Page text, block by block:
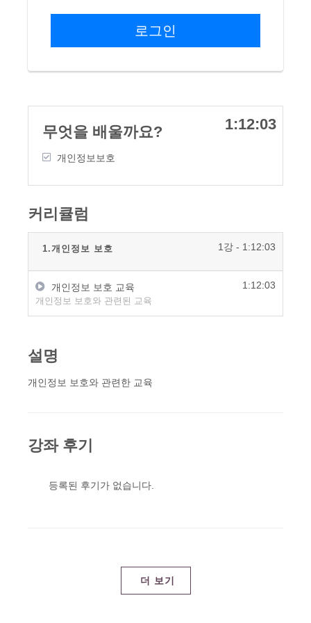
로그인
무엇을 배울까요?
개인정보보호
커리큘럼
1:12:03
1.개인정보 보호 1강 - 1:12:03
개인정보 보호 교육 1:12:03
개인정보 보호와 관련된 교육
설명
개인정보 보호와 관련한 교육
강좌 후기
등록된 후기가 없습니다.
더 보기